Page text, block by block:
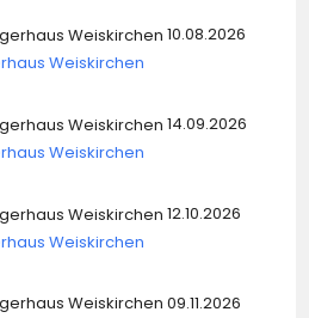
10.08.2026
Weiskirchen
14.09.2026
Weiskirchen
12.10.2026
Weiskirchen
09.11.2026